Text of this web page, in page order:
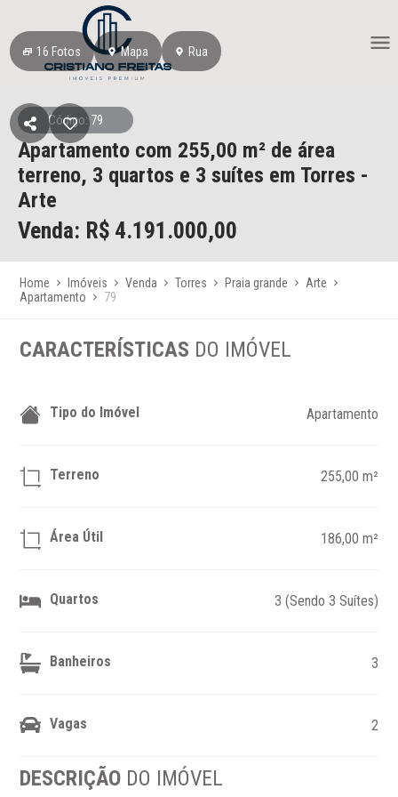
16 Fotos Mapa Rua
Código: 79
Apartamento com 255,00 m² de área
terreno, 3 quartos e 3 suítes em Torres -
Arte
Venda: R$ 4.191.000,00
Home Imóveis Venda Torres Praia grande
Arte
Apartamento
79
CARACTERÍSTICAS DO IMÓVEL
Tipo do Imóvel Apartamento
Terreno 255,00 m²
Área Útil 186,00 m²
Quartos 3 (Sendo 3 Suítes)
Banheiros 3
Vagas 2
DESCRIÇÃO DO IMÓVEL